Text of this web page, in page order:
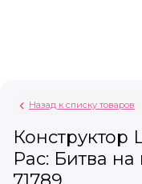
Назад к списку товаров
Конструктор
Рас: Битва